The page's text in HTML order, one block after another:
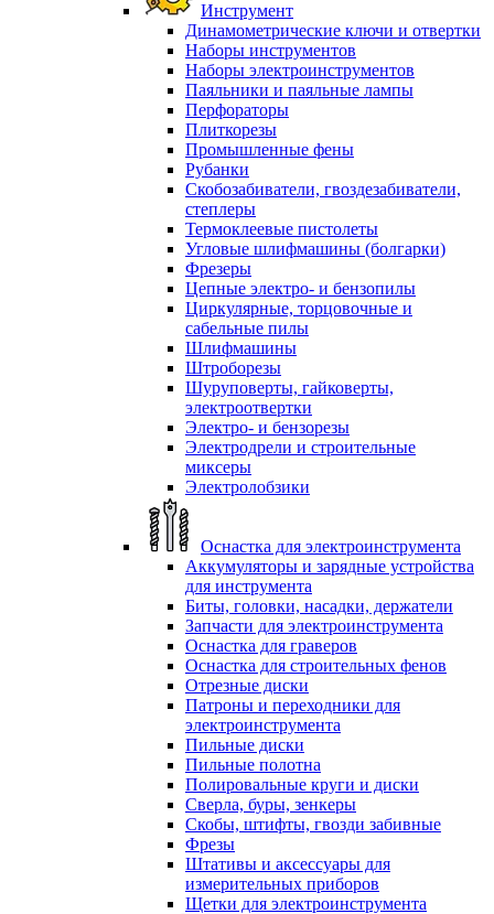
Инструмент
Динамометрические ключи и отвертки
Наборы инструментов
Наборы электроинструментов
Паяльники и паяльные лампы
Перфораторы
Плиткорезы
Промышленные фены
Рубанки
Скобозабиватели, гвоздезабиватели,
степлеры
Термоклеевые пистолеты
Угловые шлифмашины (болгарки)
Фрезеры
Цепные электро- и бензопилы
Циркулярные, торцовочные и
сабельные пилы
Шлифмашины
Штроборезы
Шуруповерты, гайковерты,
электроотвертки
Электро- и бензорезы
Электродрели и строительные
миксеры
Электролобзики
Оснастка для электроинструмента
Аккумуляторы и зарядные устройства
для инструмента
Биты, головки, насадки, держатели
Запчасти для электроинструмента
Оснастка для граверов
Оснастка для строительных фенов
Отрезные диски
Патроны и переходники для
электроинструмента
Пильные диски
Пильные полотна
Полировальные круги и диски
Сверла, буры, зенкеры
Скобы, штифты, гвозди забивные
Фрезы
Штативы и аксессуары для
измерительных приборов
Щетки для электроинструмента